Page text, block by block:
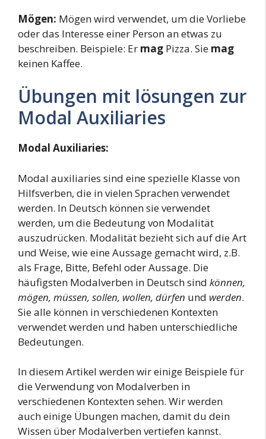
Mögen: Mögen wird verwendet, um die Vorliebe
oder das Interesse einer Person an etwas zu
beschreiben. Beispiele: Er mag Pizza. Sie mag
keinen Kaffee.
Übungen mit lösungen zur
Modal Auxiliaries
Modal Auxiliaries:
Modal auxiliaries sind eine spezielle Klasse von
Hilfsverben, die in vielen Sprachen verwendet
werden. In Deutsch können sie verwendet
werden, um die Bedeutung von Modalität
auszudrücken. Modalität bezieht sich auf die Art
und Weise, wie eine Aussage gemacht wird, z.B.
als Frage, Bitte, Befehl oder Aussage. Die
häufigsten Modalverben in Deutsch sind können,
mögen, müssen, sollen, wollen, dürfen und werden.
Sie alle können in verschiedenen Kontexten
verwendet werden und haben unterschiedliche
Bedeutungen.
In diesem Artikel werden wir einige Beispiele für
die Verwendung von Modalverben in
verschiedenen Kontexten sehen. Wir werden
auch einige Übungen machen, damit du dein
Wissen über Modalverben vertiefen kannst.